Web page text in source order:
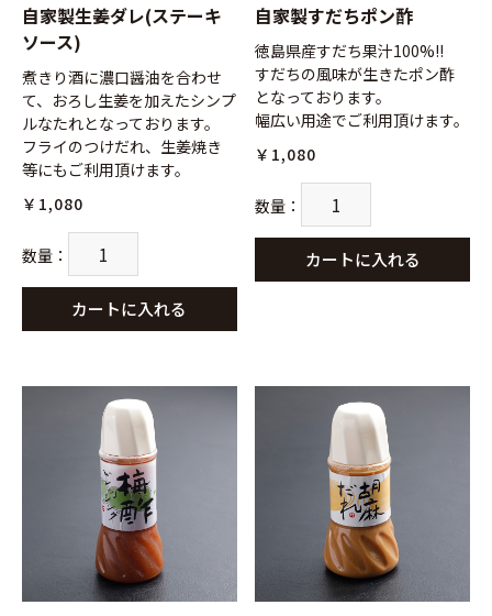
自家製生姜ダレ(ステーキ
ソース)
煮きり酒に濃口醤油を合わせ
て、おろし生姜を加えたシンプ
ルなたれとなっております。
フライのつけだれ、生姜焼き
等にもご利用頂けます。
￥1,080
数量 ：
カートに入れる
自家製すだちポン酢
徳島県産すだち果汁100%!!
すだちの風味が生きたポン酢
となっております。
幅広い用途でご利用頂けます。
￥1,080
数量 ：
カートに入れる
お買い物を続ける カートへ進む